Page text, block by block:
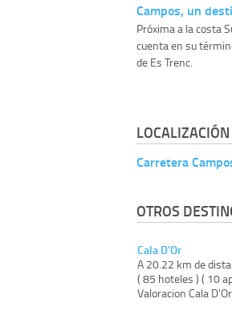
Campos, un
Próxima a la costa
cuenta en su
de Es Trenc.
LOCALIZACIÓN
Carretera
OTROS
Cala D'Or
A 20.22 km de
( 85 hoteles ) ( 10
Valoracion Cala D'Or